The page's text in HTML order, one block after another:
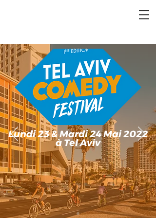
Lundi 23 & Mardi 24 Mai 2022
à Tel Aviv